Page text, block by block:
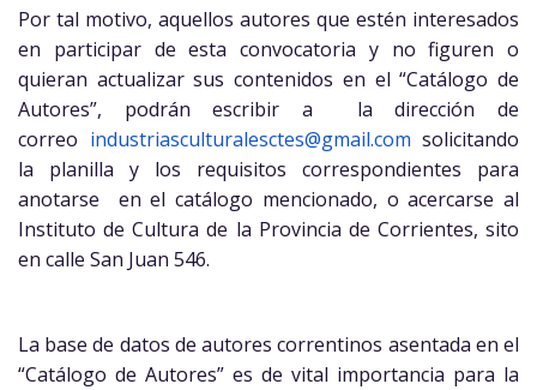
Por tal motivo, aquellos autores que estén interesados
en participar de esta convocatoria y no figuren o
quieran actualizar sus contenidos en el “Catálogo de
Autores”, podrán escribir a la dirección de
correo industriasculturalesctes@gmail.com solicitando
la planilla y los requisitos correspondientes para
anotarse en el catálogo mencionado, o acercarse al
Instituto de Cultura de la Provincia de Corrientes, sito
en calle San Juan 546.
La base de datos de autores correntinos asentada en el
“Catálogo de Autores” es de vital importancia para la